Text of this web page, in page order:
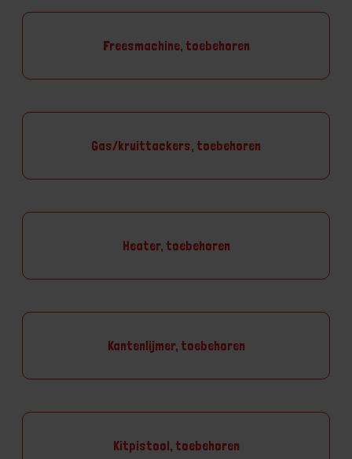
Freesmachine, toebehoren
Gas/kruittackers, toebehoren
Heater, toebehoren
Kantenlijmer, toebehoren
Kitpistool, toebehoren